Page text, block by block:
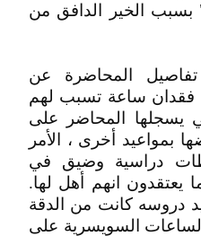
الخير الدافق من
المحاضرة عن
فقدان ساعة تسبب لهم
يسجلها المحاضر على
بمواعيد أخرى ، الأمر
دراسية وضيق في
يعتقدون انهم أهل لها.
دروسه كانت من الدقة
السويسرية على